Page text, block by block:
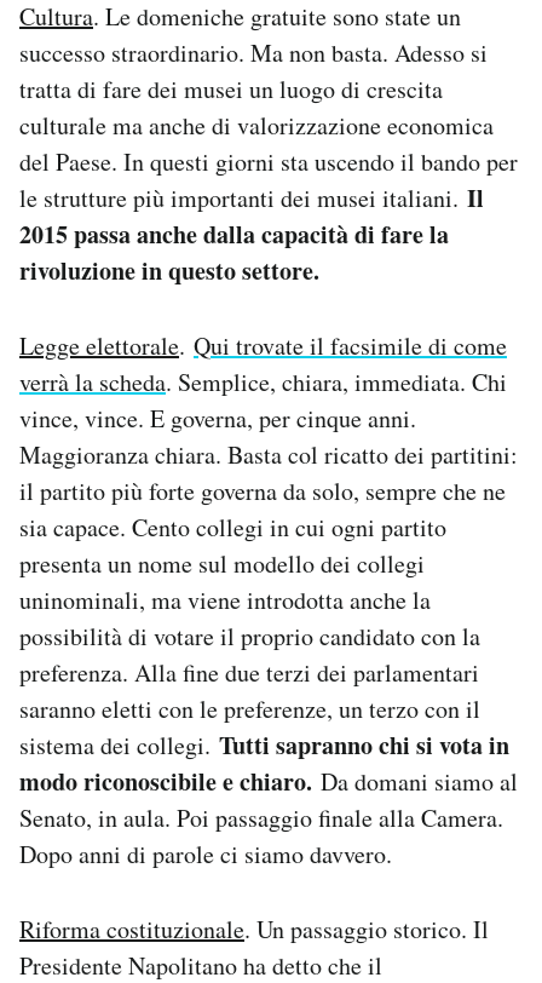
Cultura. Le domeniche gratuite sono state un
successo straordinario. Ma non basta. Adesso si
tratta di fare dei musei un luogo di crescita
culturale ma anche di valorizzazione economica
del Paese. In questi giorni sta uscendo il bando per
le strutture più importanti dei musei italiani. Il
2015 passa anche dalla capacità di fare la
rivoluzione in questo settore.
Legge elettorale. Qui trovate il facsimile di come
verrà la scheda. Semplice, chiara, immediata. Chi
vince, vince. E governa, per cinque anni.
Maggioranza chiara. Basta col ricatto dei partitini:
il partito più forte governa da solo, sempre che ne
sia capace. Cento collegi in cui ogni partito
presenta un nome sul modello dei collegi
uninominali, ma viene introdotta anche la
possibilità di votare il proprio candidato con la
preferenza. Alla fine due terzi dei parlamentari
saranno eletti con le preferenze, un terzo con il
sistema dei collegi. Tutti sapranno chi si vota in
modo riconoscibile e chiaro. Da domani siamo al
Senato, in aula. Poi passaggio finale alla Camera.
Dopo anni di parole ci siamo davvero.
Riforma costituzionale. Un passaggio storico. Il
Presidente Napolitano ha detto che il